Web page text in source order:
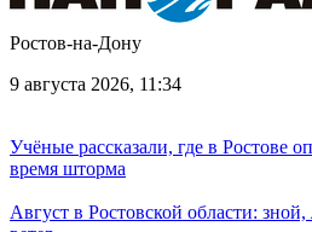
Ростов-на-Дону
9 августа 2026, 11:34
Учёные рассказали, где в Ростове
время шторма
Август в Ростовской области: